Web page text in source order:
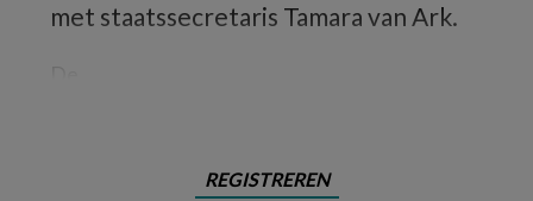
met staatssecretaris Tamara van Ark.
REGISTREREN